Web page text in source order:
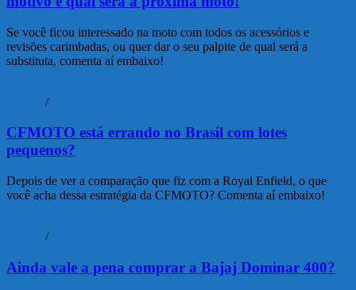
Se você ficou interessado na moto com todos os acessórios e
revisões carimbadas, ou quer dar o seu palpite de qual será a
substituta, comenta aí embaixo!
/
CFMOTO está errando no Brasil com lotes
pequenos?
Depois de ver a comparação que fiz com a Royal Enfield, o que
você acha dessa estratégia da CFMOTO? Comenta aí embaixo!
/
Ainda vale a pena comprar a Bajaj Dominar 400?